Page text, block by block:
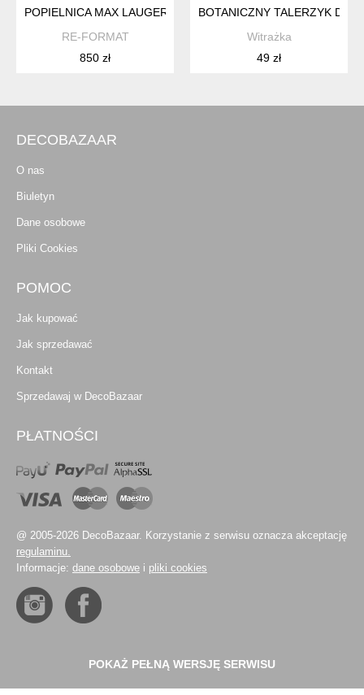
POPIELNICA MAX LAUGER, TONWERKE KANDERN, NIEMCY
RE-FORMAT
850 zł
BOTANICZNY TALERZYK
Witrażka
49 zł
DECOBAZAAR
O nas
Biuletyn
Dane osobowe
Pliki Cookies
POMOC
Jak kupować
Jak sprzedawać
Kontakt
Sprzedawaj w DecoBazaar
PŁATNOŚCI
@ 2005-2026 DecoBazaar. Korzystanie z serwisu oznacza akceptację
regulaminu.
Informacje: dane osobowe i pliki cookies
POKAŻ PEŁNĄ WERSJĘ SERWISU